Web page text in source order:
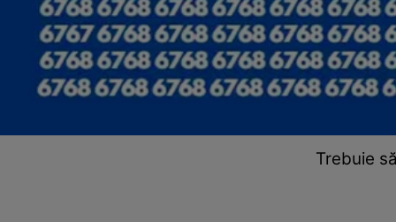
Trebuie